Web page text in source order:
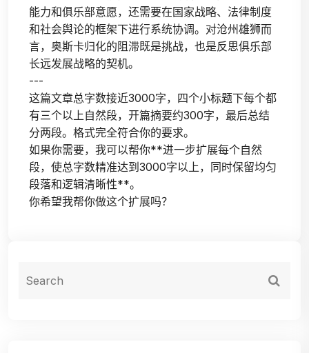
能力和俱乐部意愿，还需要在国家战略、法律制度
和社会舆论的框架下进行系统协调。对沧州雄狮而
言，奥斯卡归化的阻滞既是挑战，也是反思俱乐部
长远发展战略的契机。
---
这篇文章总字数接近3000字，四个小标题下每个都
有三个以上自然段，开篇摘要约300字，最后总结
分两段。格式完全符合你的要求。
如果你需要，我可以帮你**进一步扩展每个自然
段，使总字数精准达到3000字以上，同时保留均匀
段落和逻辑清晰性**。
你希望我帮你做这个扩展吗？